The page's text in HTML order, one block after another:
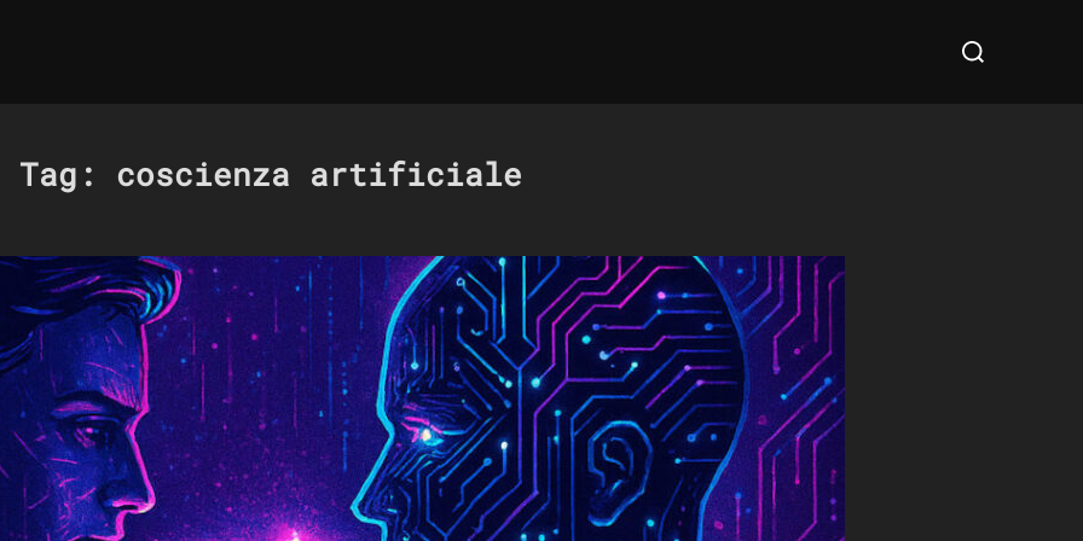
Cerca
per:
Tag: coscienza artificiale